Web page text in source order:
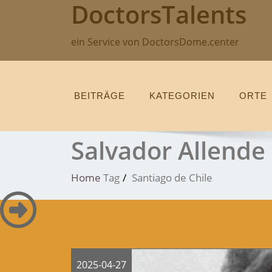
DoctorsTalents
ein Service von DoctorsDome.center
BEITRÄGE KATEGORIEN ORTE
Salvador Allende
Home Tag Santiago de Chile
2025-04-27